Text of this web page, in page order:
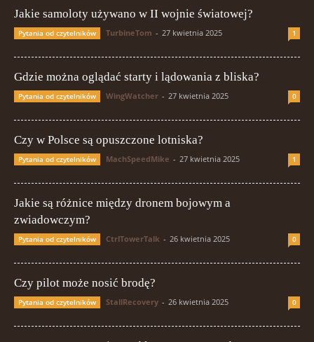
Jakie samoloty używano w II wojnie światowej?
Pytania od czytelników TurbineTom - 27 kwietnia 2025 1
Gdzie można oglądać starty i lądowania z bliska?
Pytania od czytelników WingWatcher - 27 kwietnia 2025 0
Czy w Polsce są opuszczone lotniska?
Pytania od czytelników MachSpeedMike - 27 kwietnia 2025 1
Jakie są różnice między dronem bojowym a
zwiadowczym?
Pytania od czytelników CtrlTowerTalk - 26 kwietnia 2025 0
Czy pilot może nosić brodę?
Pytania od czytelników StallRecovery - 26 kwietnia 2025 0